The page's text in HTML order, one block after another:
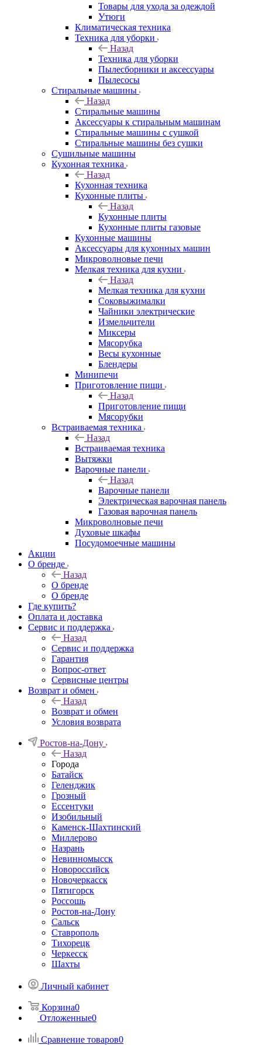
Товары для ухода за одеждой
Утюги
Климатическая техника
Техника для уборки
Назад
Техника для уборки
Пылесборники и аксессуары
Пылесосы
Стиральные машины
Назад
Стиральные машины
Аксессуары к стиральным машинам
Стиральные машины с сушкой
Стиральные машины без сушки
Сушильные машины
Кухонная техника
Назад
Кухонная техника
Кухонные плиты
Назад
Кухонные плиты
Кухонные плиты газовые
Кухонные машины
Аксессуары для кухонных машин
Микроволновые печи
Мелкая техника для кухни
Назад
Мелкая техника для кухни
Соковыжималки
Чайники электрические
Измельчители
Миксеры
Мясорубка
Весы кухонные
Блендеры
Минипечи
Приготовление пищи
Назад
Приготовление пищи
Мясорубки
Встраиваемая техника
Назад
Встраиваемая техника
Вытяжки
Варочные панели
Назад
Варочные панели
Электрическая варочная панель
Газовая варочная панель
Микроволновые печи
Духовые шкафы
Посудомоечные машины
Акции
О бренде
Назад
О бренде
О бренде
Где купить?
Оплата и доставка
Сервис и поддержка
Назад
Сервис и поддержка
Гарантия
Вопрос-ответ
Сервисные центры
Возврат и обмен
Назад
Возврат и обмен
Условия возврата
Ростов-на-Дону
Назад
Города
Батайск
Геленджик
Грозный
Ессентуки
Изобильный
Каменск-Шахтинский
Миллерово
Назрань
Невинномысск
Новороссийск
Новочеркасcк
Пятигорск
Россошь
Ростов-на-Дону
Сальск
Ставрополь
Тихорецк
Черкесск
Шахты
Личный кабинет
Корзина0
Отложенные0
Сравнение товаров0